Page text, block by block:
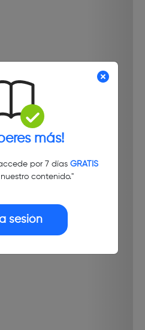
más!
por 7 días GRATIS
contenido."
sesión